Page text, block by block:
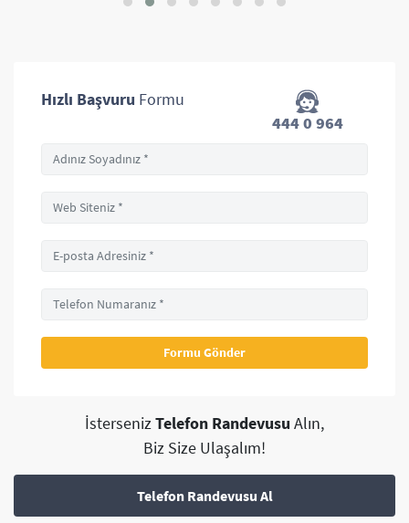
Hızlı Başvuru Formu
444 0 964
İstersenizTelefon Randevusu Alın,
Biz Size Ulaşalım!
Telefon Randevusu Al